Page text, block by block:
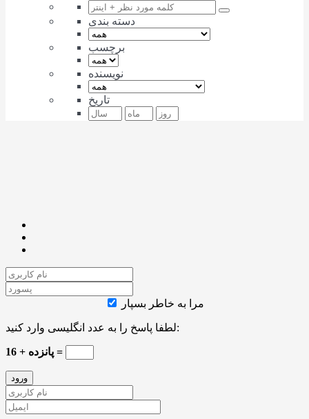
دسته بندی
برچسب
نویسنده
تاریخ
مرا به خاطر بسپار
لطفا پاسخ را به عدد انگلیسی وارد کنید:
پانزده + 16 =